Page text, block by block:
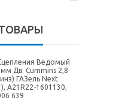
Ведомый
Дв. Cummins 2,8
ГАЗель Next
A21R22-1601130,
639